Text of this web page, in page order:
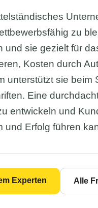
zu
und sie gezielt für
Kosten durch
unterstützt sie
Eine
entwickeln und
und Erfolg führen
Experten Alle